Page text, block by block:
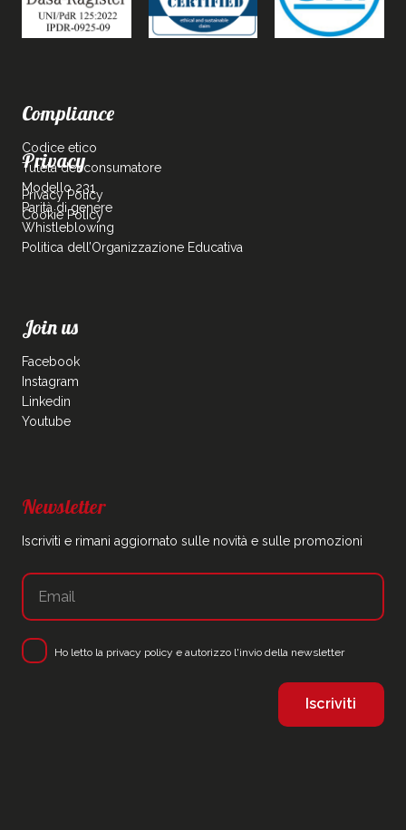
Compliance
Codice etico
Tutela del consumatore
Modello 231
Parità di genere
Whistleblowing
Politica dell’Organizzazione Educativa
Privacy
Privacy Policy
Cookie Policy
Join us
Facebook
Instagram
Linkedin
Youtube
Newsletter
Iscriviti e rimani aggiornato sulle novità e sulle promozioni
Ho letto la privacy policy e autorizzo l'invio della newsletter